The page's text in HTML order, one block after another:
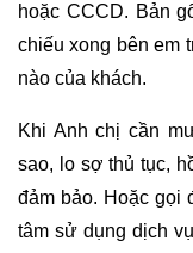
hoặc CCCD. Bản
chiếu xong bên em
nào của khách.
Khi Anh chị cần
sao, lo sợ thủ tục,
đảm bảo. Hoặc gọi
tâm sử dụng dịch